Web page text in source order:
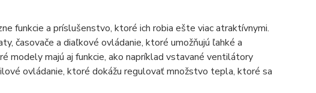
funkcie a príslušenstvo, ktoré ich robia ešte viac atraktívnymi.
časovače a diaľkové ovládanie, ktoré umožňujú ľahké a
modely majú aj funkcie, ako napríklad vstavané ventilátory
ovládanie, ktoré dokážu regulovať množstvo tepla, ktoré sa